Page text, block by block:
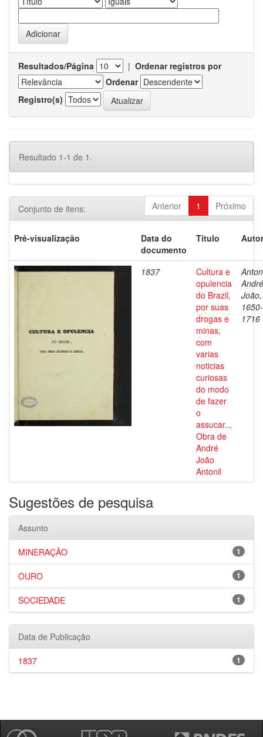
Resultados/Página | Ordenar registros por
Ordenar
Registro(s)
Resultado 1-1 de 1.
Anterior 1 Próximo
Conjunto de itens:
Pré-visualização
Data do
documento
Título
1837
Cultura e
opulencia
do Brazil,
por suas
drogas e
minas,
com
varias
noticias
curiosas
do modo
de fazer
o
assucar..,
Obra de
André
João
Antonil
André
João,
1650-
1716
Sugestões de pesquisa
Assunto
1
MINERAÇÃO
1
OURO
1
SOCIEDADE
Data de Publicação
1
1837